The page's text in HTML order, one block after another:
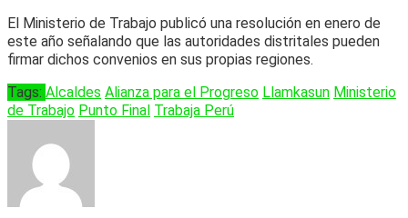
El Ministerio de Trabajo publicó una resolución en enero de
este año señalando que las autoridades distritales pueden
firmar dichos convenios en sus propias regiones.
Tags: Alcaldes Alianza para el Progreso Llamkasun Ministerio
de Trabajo Punto Final Trabaja Perú